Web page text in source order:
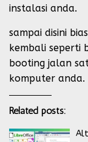
instalasi anda.
sampai disini
kembali seperti
booting jalan
komputer anda.
Related posts: